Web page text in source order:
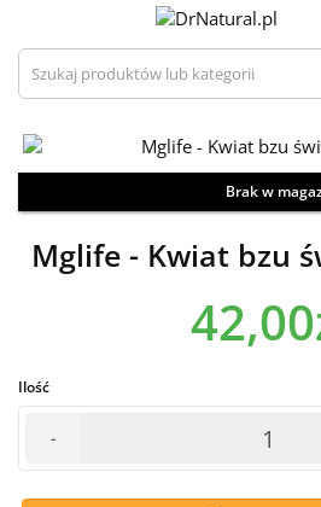
Szukaj produktów lub kategorii
Brak w
Zdjęcie / wizualizacja produktu może
Mglife - Kwiat bzu
Ilość
-